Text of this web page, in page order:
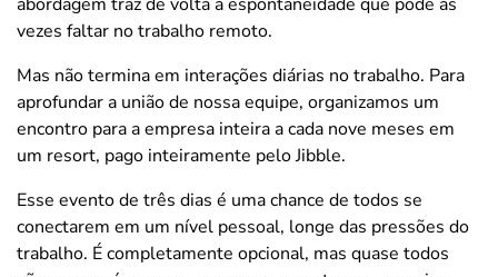
vezes faltar no trabalho remoto.
Mas não termina em interações diárias no trabalho. Para
aprofundar a união de nossa equipe, organizamos um
encontro para a empresa inteira a cada nove meses em
um resort, pago inteiramente pelo Jibble.
Esse evento de três dias é uma chance de todos se
conectarem em um nível pessoal, longe das pressões do
trabalho. É completamente opcional, mas quase todos